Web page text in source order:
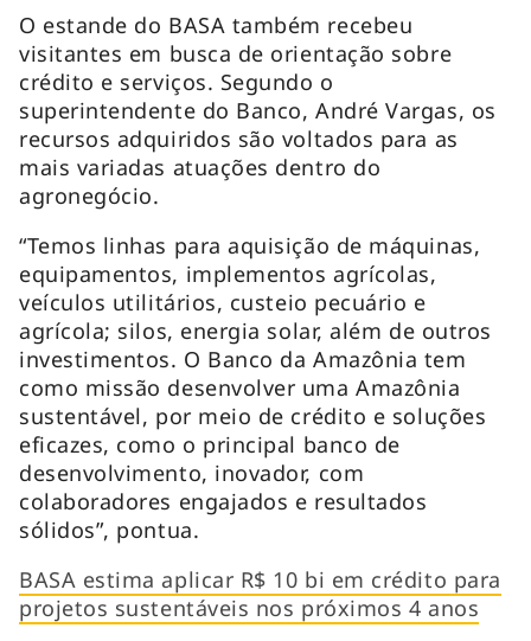
O estande do BASA também recebeu
visitantes em busca de orientação sobre
crédito e serviços. Segundo o
superintendente do Banco, André Vargas, os
recursos adquiridos são voltados para as
mais variadas atuações dentro do
agronegócio.
“Temos linhas para aquisição de máquinas,
equipamentos, implementos agrícolas,
veículos utilitários, custeio pecuário e
agrícola; silos, energia solar, além de outros
investimentos. O Banco da Amazônia tem
como missão desenvolver uma Amazônia
sustentável, por meio de crédito e soluções
eficazes, como o principal banco de
desenvolvimento, inovador, com
colaboradores engajados e resultados
sólidos”, pontua.
BASA estima aplicar R$ 10 bi em crédito para
projetos sustentáveis nos próximos 4 anos